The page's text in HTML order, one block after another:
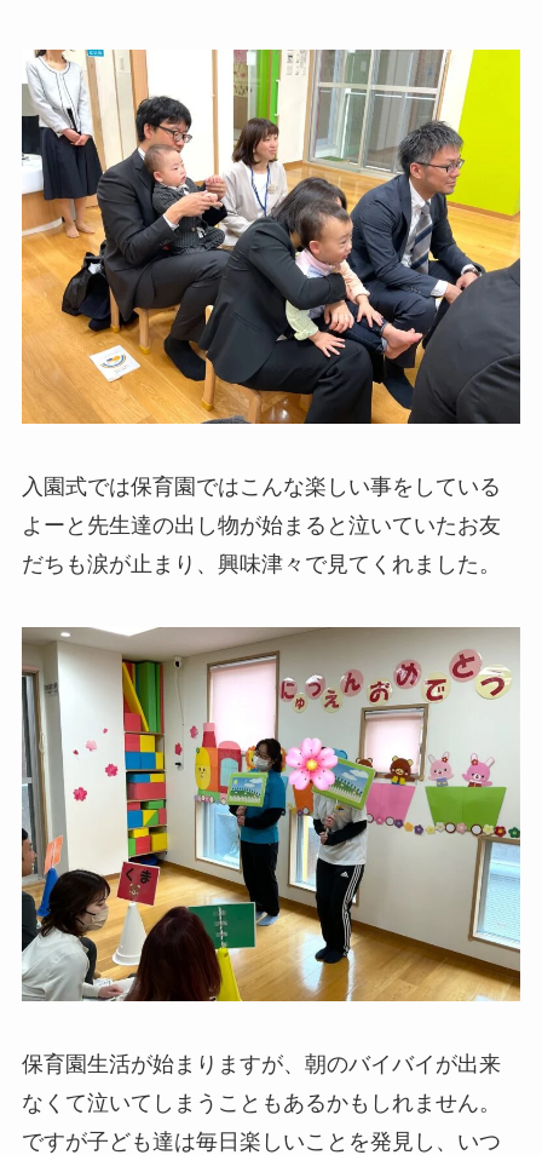
入園式では保育園ではこんな楽しい事をしている
よーと先生達の出し物が始まると泣いていたお友
だちも涙が止まり、興味津々で見てくれました。
保育園生活が始まりますが、朝のバイバイが出来
なくて泣いてしまうこともあるかもしれません。
ですが子ども達は毎日楽しいことを発見し、いつ